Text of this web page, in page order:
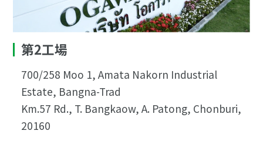
第2工場
700/258 Moo 1, Amata Nakorn Industrial
Estate, Bangna-Trad
Km.57 Rd., T. Bangkaow, A. Patong, Chonburi,
20160